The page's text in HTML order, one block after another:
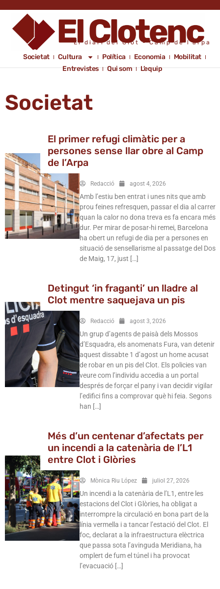
El diari del Clot - Camp de l'arpa
Societat Cultura Política Economia
Mobilitat
Entrevistes
Qui som L’equip
Societat
El primer refugi climàtic per a
persones sense llar obre al Camp
de l’Arpa
Redacció agost 4, 2026
Amb l’estiu ben entrat i unes nits que amb
prou feines refresquen, passar el dia al carrer
quan la calor no dona treva es fa encara més
dur. Per mirar de posar-hi remei, Barcelona
ha obert un refugi de dia per a persones en
situació de sensellarisme al passatge del Dos
de Maig, 17, just […]
Detingut ‘in fraganti’ un lladre al
Clot mentre saquejava un pis
Redacció agost 3, 2026
Un grup d’agents de paisà dels Mossos
d’Esquadra, els anomenats Fura, van detenir
aquest dissabte 1 d’agost un home acusat
de robar en un pis del Clot. Els policies van
veure com l’individu accedia a un portal
després de forçar el pany i van decidir vigilar
l’edifici fins a comprovar què hi feia. Segons
han […]
Més d’un centenar d’afectats per
un incendi a la catenària de l’L1
entre Clot i Glòries
Mònica Riu López juliol 27, 2026
Un incendi a la catenària de l’L1, entre les
estacions del Clot i Glòries, ha obligat a
interrompre la circulació en bona part de la
línia vermella i a tancar l’estació del Clot. El
foc, declarat a la infraestructura elèctrica
que passa sota l’avinguda Meridiana, ha
omplert de fum el túnel i ha provocat
l’evacuació […]